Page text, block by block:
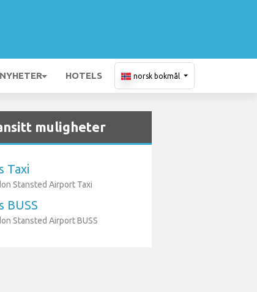
HOTELS norsk bokmål
muligheter
Taxi
Stansted Airport Taxi
BUSS
Stansted Airport BUSS